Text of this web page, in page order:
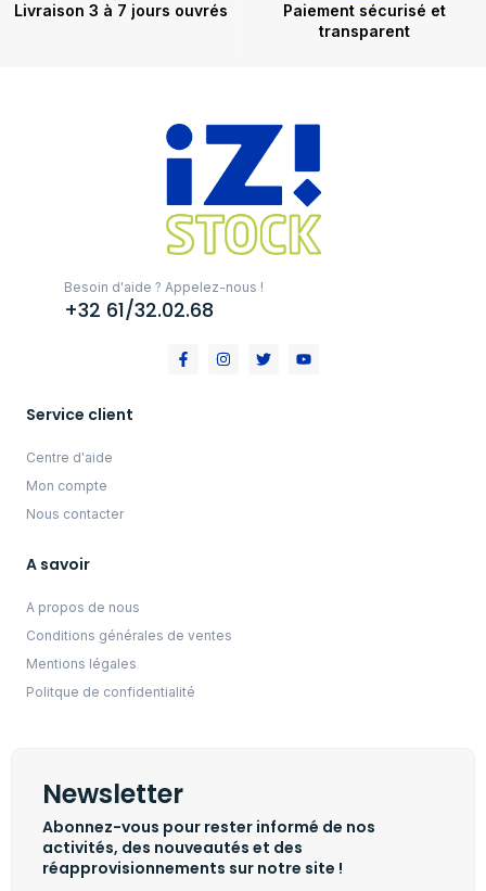
Livraison 3 à 7 jours ouvrés
Paiement sécurisé et
transparent
Besoin d'aide ? Appelez-nous !
+32 61/32.02.68
Service client
Centre d'aide
Mon compte
Nous contacter
A savoir
A propos de nous
Conditions générales de ventes
Mentions légales
Politque de confidentialité
Newsletter
Abonnez-vous pour rester informé de nos
activités, des nouveautés et des
réapprovisionnements sur notre site !